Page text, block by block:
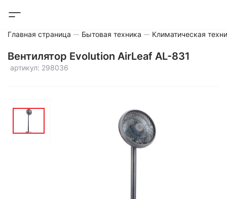
Главная страница Бытовая техника Климатическая
Вентилятор Evolution AirLeaf AL-831
артикул: 298036